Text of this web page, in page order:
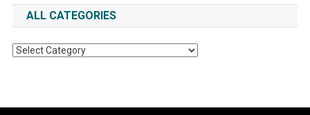
ALL CATEGORIES
All